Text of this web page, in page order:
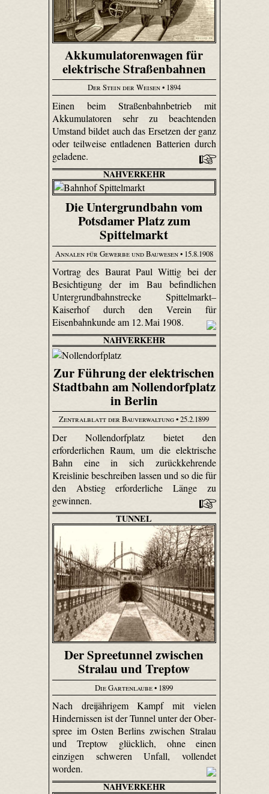
Akkumulatorenwagen für
elektrische Straßenbahnen
Der Stein der Weisen• 1894
Einen beim Straßenbahnbetrieb mit
Akkumulatoren sehr zu beachtenden
Umstand bildet auch das Ersetzen der ganz
oder teilweise entladenen Batterien durch
geladene.
NAHVERKEHR
Die Untergrundbahn vom
Potsdamer Platz zum
Spittelmarkt
Annalen für Gewerbe und Bauwesen• 15.8.1908
Vortrag des Baurat Paul Wittig bei der
Besichtigung der im Bau befindlichen
Untergrundbahnstrecke Spittelmarkt–
Kaiserhof durch den Verein für
Eisenbahnkunde am 12. Mai 1908.
NAHVERKEHR
Zur Führung der elektrischen
Stadtbahn am Nollendorfplatz
in Berlin
Zentralblatt der Bauverwaltung• 25.2.1899
Der Nollendorfplatz bietet den
erforderlichen Raum, um die elektrische
Bahn eine in sich zurückkehrende
Kreislinie beschreiben lassen und so die für
den Abstieg erforderliche Länge zu
gewinnen.
TUNNEL
Der Spreetunnel zwischen
Stralau und Treptow
Die Gartenlaube• 1899
Nach dreijährigem Kampf mit vielen
Hindernissen ist der Tunnel unter der Ober­
spree im Osten Berlins zwischen Stralau
und Treptow glücklich, ohne einen
einzigen schweren Unfall, vollendet
worden.
NAHVERKEHR